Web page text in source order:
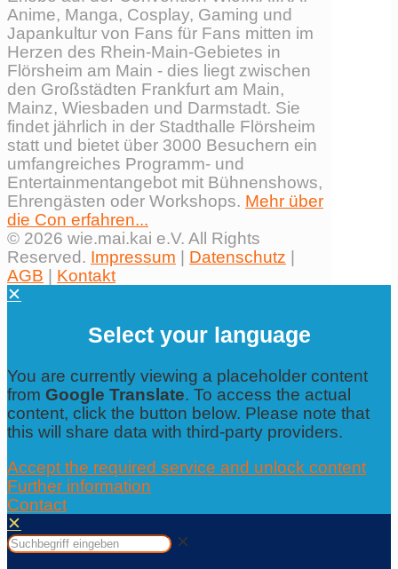
Anime, Manga, Cosplay, Gaming und
Japankultur von Fans für Fans mitten im
Herzen des Rhein-Main-Gebietes in
Flörsheim am Main - dies liegt zwischen
den Großstädten Frankfurt am Main,
Mainz, Wiesbaden und Darmstadt. Sie
findet jährlich in der Stadthalle Flörsheim
statt und bietet über 3000 Besuchern ein
umfangreiches Programm- und
Entertainmentangebot mit Bühnenshows,
Ehrengästen oder Workshops. Mehr über
die Con erfahren...
© 2026 wie.mai.kai e.V. All Rights
Reserved. Impressum Datenschutz
AGB
Kontakt
✕
Select your language
You are currently viewing a placeholder content
from Google Translate. To access the actual
content, click the button below. Please note that
this will share data with third-party providers.
Accept the required service and unlock content
Further information
Contact
✕
✕